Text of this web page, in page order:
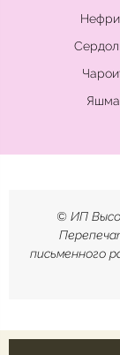
Яшма
© ИП
письменного